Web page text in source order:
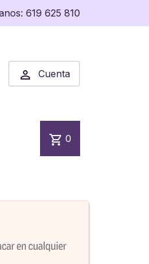
619 625 810
 Cuenta
shopping_cart 0
en cualquier